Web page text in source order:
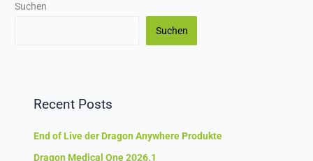
Suchen
Suchen
Recent Posts
End of Live der Dragon Anywhere Produkte
Dragon Medical One 2026.1